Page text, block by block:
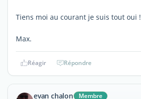
Tiens moi au courant je suis tout oui !
Max.
Réagir Répondre
evan chalon Membre